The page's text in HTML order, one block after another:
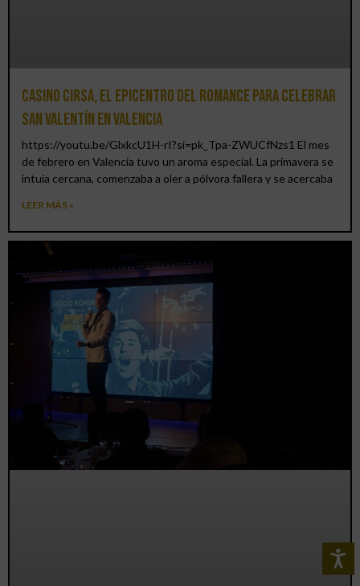
Casino CIRSA, el epicentro del romance para celebrar
San Valentín en Valencia
https://youtu.be/GlxkcU1H-rI?si=pk_Tpa-ZWUCfNzs1 El mes
de febrero en Valencia tuvo un aroma especial. La primavera se
intuía cercana, comenzaba a oler a pólvora fallera y se acercaba
LEER MÁS »